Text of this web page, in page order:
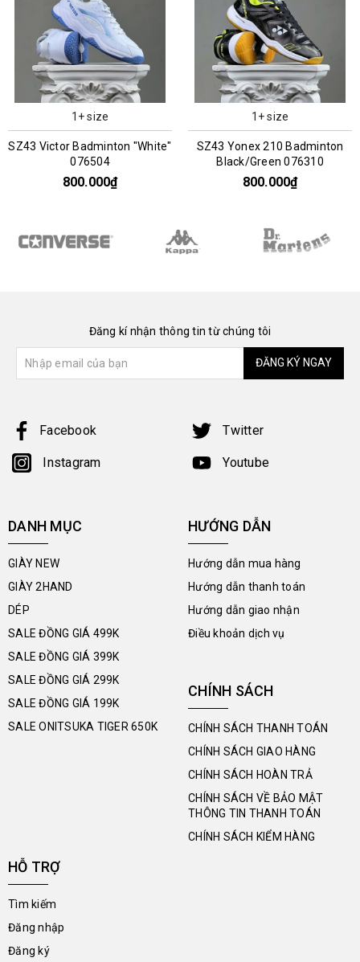
1+ size
SZ43 Victor Badminton "White"
076504
800.000₫
1+ size
SZ43 Yonex 210 Badminton
Black/Green 076310
800.000₫
Đăng kí nhận thông tin từ chúng tôi
ĐĂNG KÝ NGAY
Facebook Twitter
Instagram Youtube
DANH MỤC
GIÀY NEW
GIÀY 2HAND
DÉP
SALE ĐỒNG GIÁ 499K
SALE ĐỒNG GIÁ 399K
SALE ĐỒNG GIÁ 299K
SALE ĐỒNG GIÁ 199K
SALE ONITSUKA TIGER 650K
HƯỚNG DẪN
Hướng dẫn mua hàng
Hướng dẫn thanh toán
Hướng dẫn giao nhận
Điều khoản dịch vụ
CHÍNH SÁCH
CHÍNH SÁCH THANH TOÁN
CHÍNH SÁCH GIAO HÀNG
CHÍNH SÁCH HOÀN TRẢ
CHÍNH SÁCH VỀ BẢO MẬT
THÔNG TIN THANH TOÁN
CHÍNH SÁCH KIỂM HÀNG
HỖ TRỢ
Tìm kiếm
Đăng nhập
Đăng ký